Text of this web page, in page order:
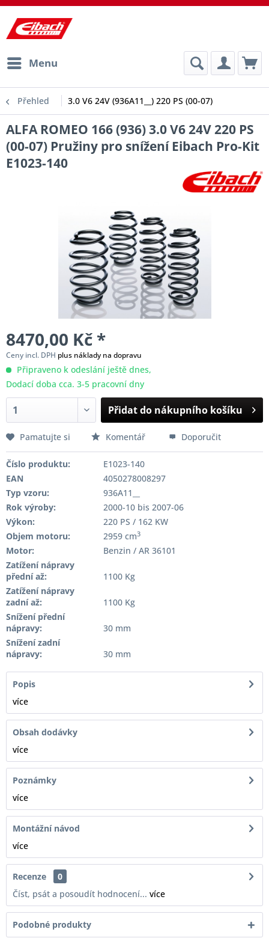
Menu
Přehled 3.0 V6 24V (936A11__) 220 PS (00-07)
ALFA ROMEO 166 (936) 3.0 V6 24V 220 PS
(00-07) Pružiny pro snížení Eibach Pro-Kit
E1023-140
8470,00 Kč *
Ceny incl. DPH plus náklady na dopravu
Připraveno k odeslání ještě dnes,
Dodací doba cca. 3-5 pracovní dny
Přidat do nákupního košíku
Pamatujte si Komentář Doporučit
Číslo produktu:
E1023-140
EAN
4050278008297
Typ vzoru:
936A11__
Rok výroby:
2000-10 bis 2007-06
Výkon:
220 PS / 162 KW
Objem motoru:
2959 cm3
Motor:
Benzin / AR 36101
Zatížení nápravy
přední až:
1100 Kg
Zatížení nápravy
zadní až:
1100 Kg
Snížení přední
nápravy:
30 mm
Snížení zadní
nápravy:
30 mm
Popis
více
Obsah dodávky
více
Poznámky
více
Montážní návod
více
Recenze
0
Číst, psát a posoudít hodnocení... více
Podobné produkty